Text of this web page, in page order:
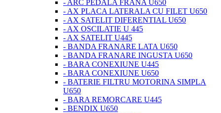
- ARC PEDALA FRANA U650
- AX PLACA LATERALA CU FILET U650
- AX SATELIT DIFERENTIAL U650
- AX OSCILATIE U 445
- AX SATELIT U445
- BANDA FRANARE LATA U650
- BANDA FRANARE INGUSTA U650
- BARA CONEXIUNE U445
- BARA CONEXIUNE U650
- BATERIE FILTRU MOTORINA SIMPLA
U650
- BARA REMORCARE U445
- BENDIX U650